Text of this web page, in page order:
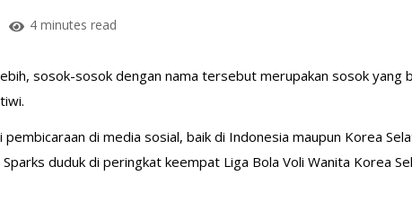
4 minutes read
sosok-sosok dengan nama tersebut merupakan sosok yang
di media sosial, baik di Indonesia maupun Korea
duduk di peringkat keempat Liga Bola Voli Wanita Korea